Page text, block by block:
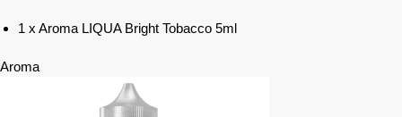
1 x Aroma LIQUA Bright Tobacco 5ml
Aroma